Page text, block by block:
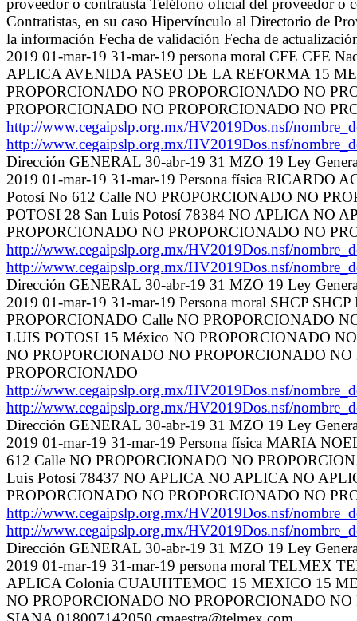
proveedor o contratista Teléfono oficial del proveedor o
Contratistas, en su caso Hipervínculo al Directorio de
la información Fecha de validación Fecha de
2019 01-mar-19 31-mar-19 persona moral CFE CFE
APLICA AVENIDA PASEO DE LA REFORMA 15
PROPORCIONADO NO PROPORCIONADO NO
PROPORCIONADO NO PROPORCIONADO NO
http://www.cegaipslp.org.mx/HV2019Dos.nsf/
http://www.cegaipslp.org.mx/HV2019Dos.nsf/
Dirección GENERAL 30-abr-19 31 MZO 19 Ley
2019 01-mar-19 31-mar-19 Persona física
Potosí No 612 Calle NO PROPORCIONADO NO
POTOSI 28 San Luis Potosí 78384 NO APLICA NO
PROPORCIONADO NO PROPORCIONADO NO
http://www.cegaipslp.org.mx/HV2019Dos.nsf/
http://www.cegaipslp.org.mx/HV2019Dos.nsf/
Dirección GENERAL 30-abr-19 31 MZO 19 Ley
2019 01-mar-19 31-mar-19 Persona moral SHCP
PROPORCIONADO Calle NO PROPORCIONADO
LUIS POTOSI 15 México NO PROPORCIONADO
NO PROPORCIONADO NO PROPORCIONADO
PROPORCIONADO
http://www.cegaipslp.org.mx/HV2019Dos.nsf/
http://www.cegaipslp.org.mx/HV2019Dos.nsf/
Dirección GENERAL 30-abr-19 31 MZO 19 Ley
2019 01-mar-19 31-mar-19 Persona física MARIA
612 Calle NO PROPORCIONADO NO
Luis Potosí 78437 NO APLICA NO APLICA NO
PROPORCIONADO NO PROPORCIONADO NO
http://www.cegaipslp.org.mx/HV2019Dos.nsf/
http://www.cegaipslp.org.mx/HV2019Dos.nsf/
Dirección GENERAL 30-abr-19 31 MZO 19 Ley
2019 01-mar-19 31-mar-19 persona moral TELMEX
APLICA Colonia CUAUHTEMOC 15 MEXICO 15
NO PROPORCIONADO NO PROPORCIONADO